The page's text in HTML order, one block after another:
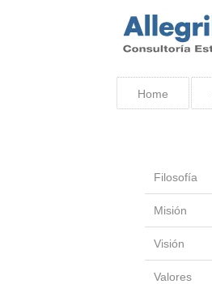
Home
Filosofía
Misión
Visión
Valores